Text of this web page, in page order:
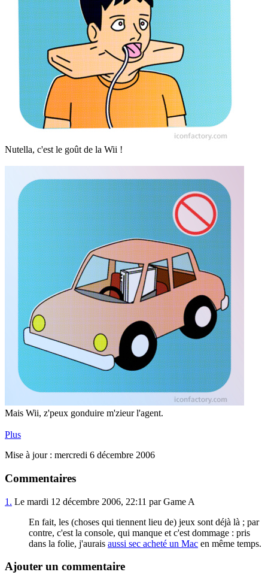
Nutella, c'est le goût de la Wii !
Mais Wii, z'peux gonduire m'zieur l'agent.
Plus
Mise à jour : mercredi 6 décembre 2006
Commentaires
1. Le mardi 12 décembre 2006, 22:11 par Game A
En fait, les (choses qui tiennent lieu de) jeux sont déjà là ; par
contre, c'est la console, qui manque et c'est dommage : pris
dans la folie, j'aurais aussi sec acheté un Mac en même temps.
Ajouter un commentaire